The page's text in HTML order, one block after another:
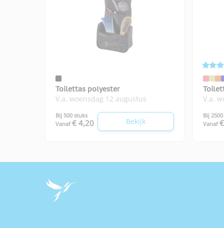
Toilettas polyester
V.a. woensdag 12 augustus
Bij 500 stuks
Vanaf € 4,20 Bekijk
V.a.
Bij
Vanaf